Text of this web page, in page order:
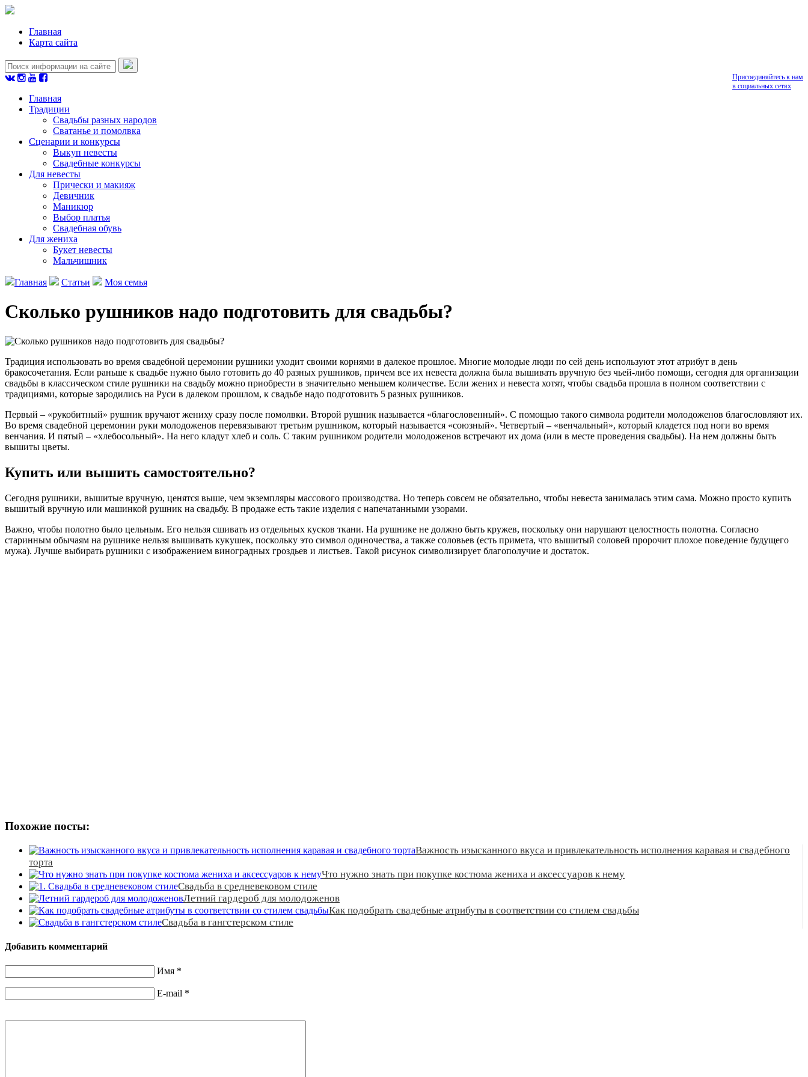
Главная
Карта сайта
Присоединяйтесь к нам
в социальных сетях
Главная
Традиции
Свадьбы разных народов
Сватанье и помолвка
Сценарии и конкурсы
Выкуп невесты
Свадебные конкурсы
Для невесты
Прически и макияж
Девичник
Маникюр
Выбор платья
Свадебная обувь
Для жениха
Букет невесты
Мальчишник
Главная Статьи Моя семья
Сколько рушников надо подготовить для свадьбы?
Традиция использовать во время свадебной церемонии рушники уходит своими корнями в далекое прошлое. Многие молодые люди по сей день используют этот атрибут в день
бракосочетания. Если раньше к свадьбе нужно было готовить до 40 разных рушников, причем все их невеста должна была вышивать вручную без чьей-либо помощи, сегодня для организации
свадьбы в классическом стиле рушники на свадьбу можно приобрести в значительно меньшем количестве. Если жених и невеста хотят, чтобы свадьба прошла в полном соответствии с
традициями, которые зародились на Руси в далеком прошлом, к свадьбе надо подготовить 5 разных рушников.
Первый – «рукобитный» рушник вручают жениху сразу после помолвки. Второй рушник называется «благословенный». С помощью такого символа родители молодоженов благословляют их.
Во время свадебной церемонии руки молодоженов перевязывают третьим рушником, который называется «союзный». Четвертый – «венчальный», который кладется под ноги во время
венчания. И пятый – «хлебосольный». На него кладут хлеб и соль. С таким рушником родители молодоженов встречают их дома (или в месте проведения свадьбы). На нем должны быть
вышиты цветы.
Купить или вышить самостоятельно?
Сегодня рушники, вышитые вручную, ценятся выше, чем экземпляры массового производства. Но теперь совсем не обязательно, чтобы невеста занималась этим сама. Можно просто купить
вышитый вручную или машинкой рушник на свадьбу. В продаже есть такие изделия с напечатанными узорами.
Важно, чтобы полотно было цельным. Его нельзя сшивать из отдельных кусков ткани. На рушнике не должно быть кружев, поскольку они нарушают целостность полотна. Согласно
старинным обычаям на рушнике нельзя вышивать кукушек, поскольку это символ одиночества, а также соловьев (есть примета, что вышитый соловей пророчит плохое поведение будущего
мужа). Лучше выбирать рушники с изображением виноградных гроздьев и листьев. Такой рисунок символизирует благополучие и достаток.
Похожие посты:
Важность изысканного вкуса и привлекательность исполнения каравая и свадебного
торта
Что нужно знать при покупке костюма жениха и аксессуаров к нему
Свадьба в средневековом стиле
Летний гардероб для молодоженов
Как подобрать свадебные атрибуты в соответствии со стилем свадьбы
Свадьба в гангстерском стиле
Добавить комментарий
Имя *
E-mail *